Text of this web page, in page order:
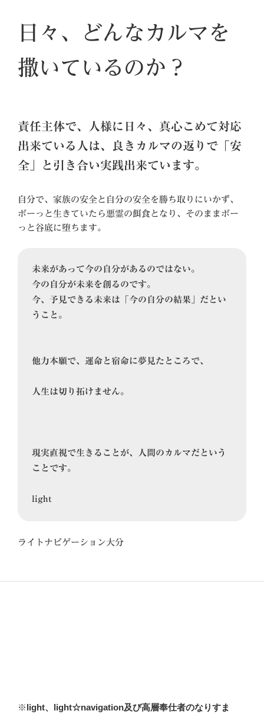
日々、どんなカルマを
撒いているのか？
責任主体で、人様に日々、真心こめて対応
出来ている人は、良きカルマの返りで「安
全」と引き合い実践出来ています。
自分で、家族の安全と自分の安全を勝ち取りにいかず、
ボーっと生きていたら悪霊の餌食となり、そのままボー
っと谷底に堕ちます。
未来があって今の自分があるのではない。
今の自分が未来を創るのです。
今、予見できる未来は「今の自分の結果」だとい
うこと。
他力本願で、運命と宿命に夢見たところで、
人生は切り拓けません。
現実直視で生きることが、人間のカルマだという
ことです。
light
ライトナビゲーション大分
※light、light☆navigation及び高層奉仕者のなりすま